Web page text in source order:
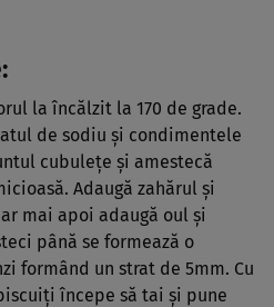
la încălzit la 170 de grade.
de sodiu şi condimentele
cubuleţe şi amestecă
Adaugă zahărul şi
mai apoi adaugă oul şi
până se formează o
formând un strat de 5mm. Cu
începe să tai şi pune